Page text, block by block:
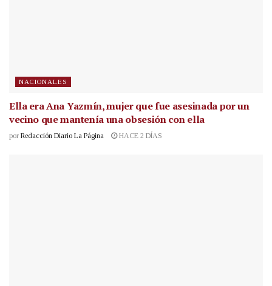
NACIONALES
Ella era Ana Yazmín, mujer que fue asesinada por un
vecino que mantenía una obsesión con ella
por Redacción Diario La Página HACE 2 DÍAS